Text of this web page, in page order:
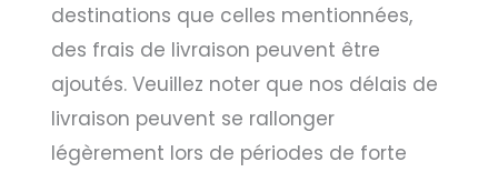
destinations que celles mentionnées,
des frais de livraison peuvent être
ajoutés. Veuillez noter que nos délais de
livraison peuvent se rallonger
légèrement lors de périodes de forte